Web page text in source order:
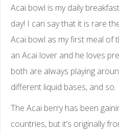
Acai bowl is my daily
day! I can say that it is rare
Acai bowl as my first meal of
an Acai lover and he loves
both are always playing
different liquid bases, and so.
The Acai berry has been
countries, but it’s originally